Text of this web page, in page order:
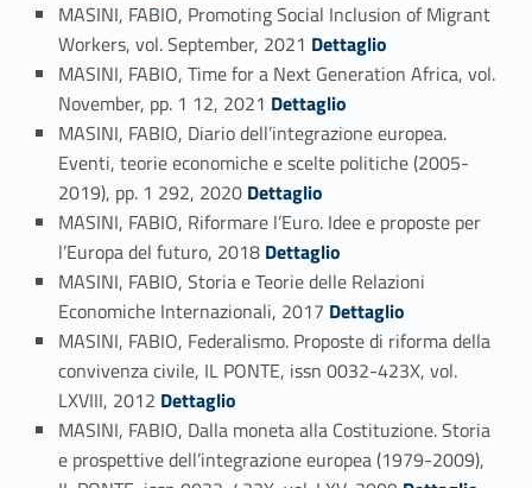
MASINI, FABIO, Promoting Social Inclusion of Migrant
Workers, vol. September, 2021 Link identifier #identifier_person_146290-106
Dettaglio
MASINI, FABIO, Time for a Next Generation Africa, vol.
November, pp. 1 12, 2021 Link identifier #identifier_person_26447-107
Dettaglio
MASINI, FABIO, Diario dell’integrazione europea.
Eventi, teorie economiche e scelte politiche (2005-
2019), pp. 1 292, 2020 Link identifier #identifier_person_35362-108
Dettaglio
MASINI, FABIO, Riformare l’Euro. Idee e proposte per
l’Europa del futuro, 2018 Link identifier #identifier_person_63628-109
Dettaglio
MASINI, FABIO, Storia e Teorie delle Relazioni
Economiche Internazionali, 2017 Link identifier #identifier_person_150463-110
Dettaglio
MASINI, FABIO, Federalismo. Proposte di riforma della
convivenza civile, IL PONTE, issn 0032-423X, vol.
LXVIII, 2012 Link identifier #identifier_person_142302-111
Dettaglio
MASINI, FABIO, Dalla moneta alla Costituzione. Storia
e prospettive dell’integrazione europea (1979-2009),
Link identifier #identifier_person_78659-112